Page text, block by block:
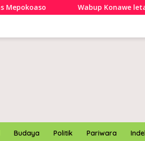
Wabup Konawe letakkan batu
Budaya Politik Pariwara